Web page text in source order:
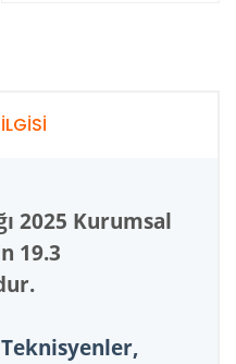
2025 Kurumsal
19.3